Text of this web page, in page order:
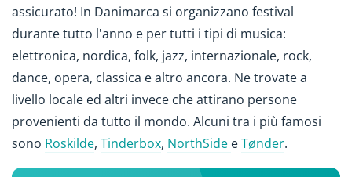
assicurato! In Danimarca si organizzano festival
durante tutto l'anno e per tutti i tipi di musica:
elettronica, nordica, folk, jazz, internazionale, rock,
dance, opera, classica e altro ancora. Ne trovate a
livello locale ed altri invece che attirano persone
provenienti da tutto il mondo. Alcuni tra i più famosi
sono Roskilde, Tinderbox, NorthSide eTønder.